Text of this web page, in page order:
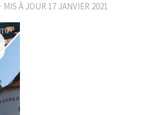
· MIS À JOUR 17 JANVIER 2021